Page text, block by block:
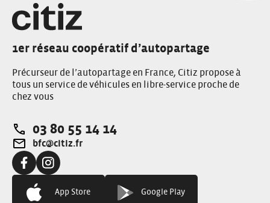
1er réseau coopératif d’autopartage
Précurseur de l’autopartage en France, Citiz propose à
tous un service de véhicules en libre-service proche de
chez vous
Téléphone:
03 80 55 14 14
Adresse e-mail:
bfc@citiz.fr
Facebook:Instagram:
App Store Google Play